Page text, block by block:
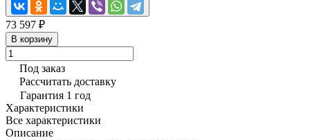
73 597 ₽
В корзину
Под заказ
Рассчитать доставку
Гарантия 1 год
Характеристики
Все характеристики
Описание